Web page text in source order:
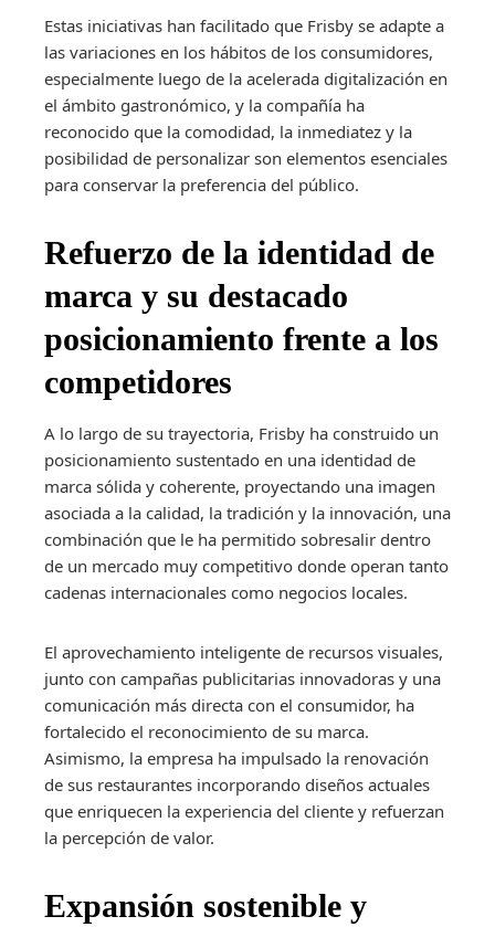
Estas iniciativas han facilitado que Frisby se adapte a
las variaciones en los hábitos de los consumidores,
especialmente luego de la acelerada digitalización en
el ámbito gastronómico, y la compañía ha
reconocido que la comodidad, la inmediatez y la
posibilidad de personalizar son elementos esenciales
para conservar la preferencia del público.
Refuerzo de la identidad de
marca y su destacado
posicionamiento frente a los
competidores
A lo largo de su trayectoria, Frisby ha construido un
posicionamiento sustentado en una identidad de
marca sólida y coherente, proyectando una imagen
asociada a la calidad, la tradición y la innovación, una
combinación que le ha permitido sobresalir dentro
de un mercado muy competitivo donde operan tanto
cadenas internacionales como negocios locales.
El aprovechamiento inteligente de recursos visuales,
junto con campañas publicitarias innovadoras y una
comunicación más directa con el consumidor, ha
fortalecido el reconocimiento de su marca.
Asimismo, la empresa ha impulsado la renovación
de sus restaurantes incorporando diseños actuales
que enriquecen la experiencia del cliente y refuerzan
la percepción de valor.
Expansión sostenible y